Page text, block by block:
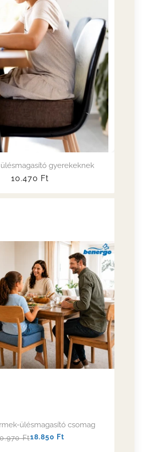
gyerekeknek
Normál
10.470 Ft
ülésmagasító csomag
Ft18.850 Ft